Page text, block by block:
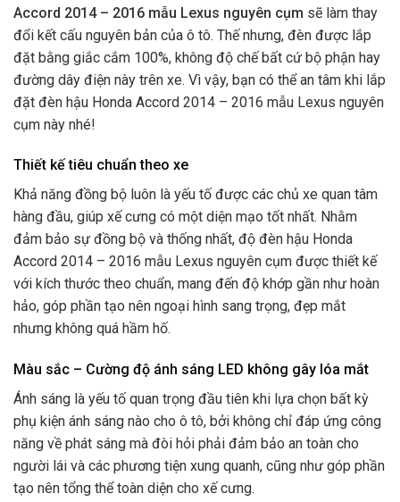
Accord 2014 – 2016 mẫu Lexus nguyên cụm sẽ làm thay
đổi kết cấu nguyên bản của ô tô. Thế nhưng, đèn được lắp
đặt bằng giắc cắm 100%, không độ chế bất cứ bộ phận hay
đường dây điện này trên xe. Vì vậy, bạn có thể an tâm khi lắp
đặt đèn hậu Honda Accord 2014 – 2016 mẫu Lexus nguyên
cụm này nhé!
Thiết kế tiêu chuẩn theo xe
Khả năng đồng bộ luôn là yếu tố được các chủ xe quan tâm
hàng đầu, giúp xế cưng có một diện mạo tốt nhất. Nhằm
đảm bảo sự đồng bộ và thống nhất, độ đèn hậu Honda
Accord 2014 – 2016 mẫu Lexus nguyên cụm được thiết kế
với kích thước theo chuẩn, mang đến độ khớp gần như hoàn
hảo, góp phần tạo nên ngoại hình sang trọng, đẹp mắt
nhưng không quá hầm hố.
Màu sắc – Cường độ ánh sáng LED không gây lóa mắt
Ánh sáng là yếu tố quan trọng đầu tiên khi lựa chọn bất kỳ
phụ kiện ánh sáng nào cho ô tô, bởi không chỉ đáp ứng công
năng về phát sáng mà đòi hỏi phải đảm bảo an toàn cho
người lái và các phương tiện xung quanh, cũng như góp phần
tạo nên tổng thể toàn diện cho xế cưng.